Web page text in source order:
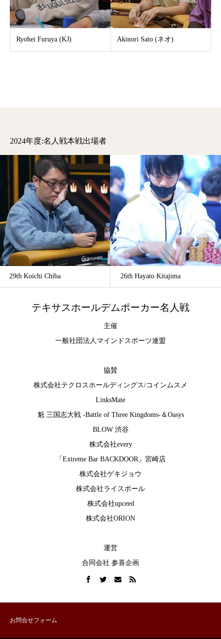
Ryohei Furuya (KJ) Akinori Sato (ネオ)
2024年度:名人戦本戦出場者
29th Koichi Chiba 26th Hayato Kitajima
テキサスホールデムポーカー名人戦
主催
一般社団法人マインドスポーツ連盟
協賛
株式会社テクロスホールディングス/コインムスメ
LinksMate
魁 三国志大戦 -Battle of Three Kingdoms-＆Oasys
BLOW 渋谷
株式会社every
「Extreme Bar BACKDOOR」宮崎店
株式会社ゲキジョウ
株式会社ライスボール
株式会社upceed
株式会社ORION
運営
合同会社 参喜企画
お問合せフォーム